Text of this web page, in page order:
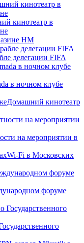
кинотеатр в
HM
делегации FIFA
в ночном клубе
Домашний кинотеатр
на мероприятии в
Wi-Fi в Московских
форуме